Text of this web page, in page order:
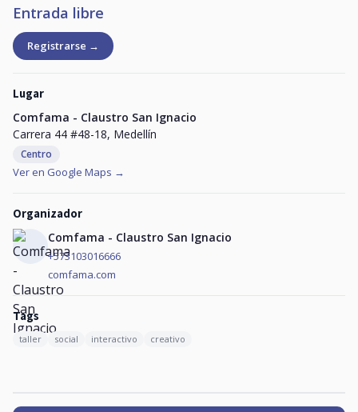
Entrada libre
Registrarse →
Lugar
Comfama - Claustro San Ignacio
Carrera 44 #48-18, Medellín
Centro
Ver en Google Maps →
Organizador
Comfama - Claustro San Ignacio
+573103016666
comfama.com
Tags
taller social interactivo creativo